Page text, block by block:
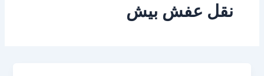
نقل عفش بيش